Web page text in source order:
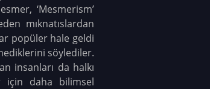
‘Mesmerism’
mıknatıslardan
popüler hale geldi
söylediler.
insanları da halkı
için daha bilimsel